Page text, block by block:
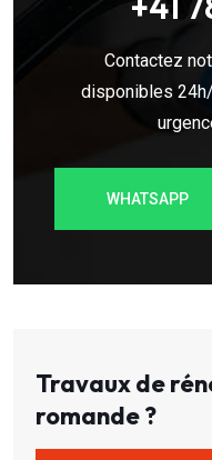
Contactez
disponibles
WHATSAPP
Travaux de
romande ?